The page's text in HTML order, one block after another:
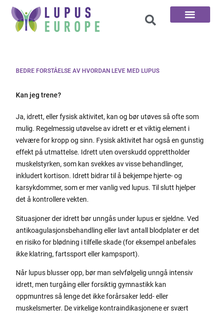
BEDRE FORSTÅELSE AV HVORDAN LEVE MED LUPUS
Kan jeg trene?
Ja, idrett, eller fysisk aktivitet, kan og bør utøves så ofte som
mulig. Regelmessig utøvelse av idrett er et viktig element i
velvære for kropp og sinn. Fysisk aktivitet har også en gunstig
effekt på utmattelse. Idrett uten overskudd opprettholder
muskelstyrken, som kan svekkes av visse behandlinger,
inkludert kortison. Idrett bidrar til å bekjempe hjerte- og
karsykdommer, som er mer vanlig ved lupus. Til slutt hjelper
det å kontrollere vekten.
Situasjoner der idrett bør unngås under lupus er sjeldne. Ved
antikoagulasjonsbehandling eller lavt antall blodplater er det
en risiko for blødning i tilfelle skade (for eksempel anbefales
ikke klatring, fartssport eller kampsport).
Når lupus blusser opp, bør man selvfølgelig unngå intensiv
idrett, men turgåing eller forsiktig gymnastikk kan
oppmuntres så lenge det ikke forårsaker ledd- eller
muskelsmerter. De virkelige kontraindikasjonene er svært